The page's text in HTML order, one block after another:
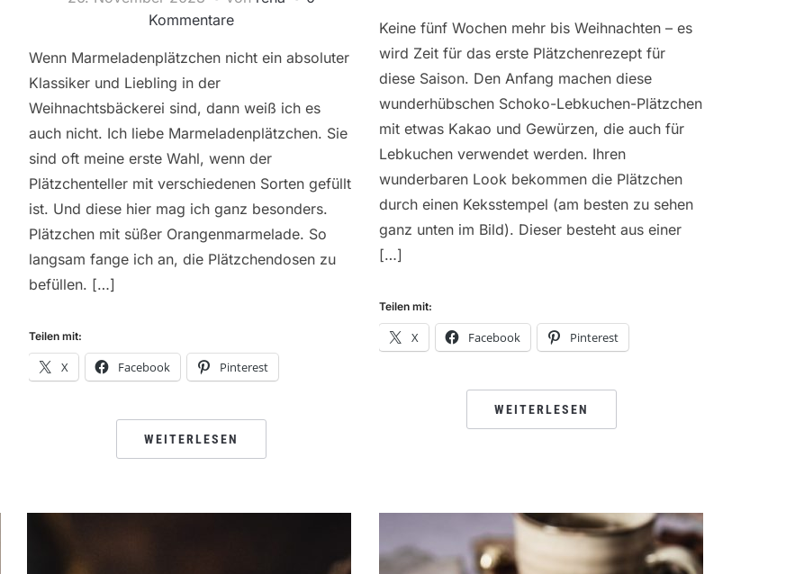
Kommentare
Wenn Marmeladenplätzchen nicht ein absoluter
Klassiker und Liebling in der
Weihnachtsbäckerei sind, dann weiß ich es
auch nicht. Ich liebe Marmeladenplätzchen. Sie
sind oft meine erste Wahl, wenn der
Plätzchenteller mit verschiedenen Sorten gefüllt
ist. Und diese hier mag ich ganz besonders.
Plätzchen mit süßer Orangenmarmelade. So
langsam fange ich an, die Plätzchendosen zu
befüllen. […]
Teilen mit:
X Facebook Pinterest
WEITERLESEN
Keine fünf Wochen mehr bis Weihnachten – es
wird Zeit für das erste Plätzchenrezept für
diese Saison. Den Anfang machen diese
wunderhübschen Schoko-Lebkuchen-Plätzchen
mit etwas Kakao und Gewürzen, die auch für
Lebkuchen verwendet werden. Ihren
wunderbaren Look bekommen die Plätzchen
durch einen Keksstempel (am besten zu sehen
ganz unten im Bild). Dieser besteht aus einer
[…]
Teilen mit:
X Facebook Pinterest
WEITERLESEN